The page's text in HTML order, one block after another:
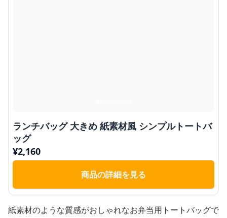
ランチバッグ 大きめ 紙素材風 シンプルトートバ
ッグ
¥2,160
商品の詳細を見る
紙素材のような質感がおしゃれなお弁当用トートバッグで